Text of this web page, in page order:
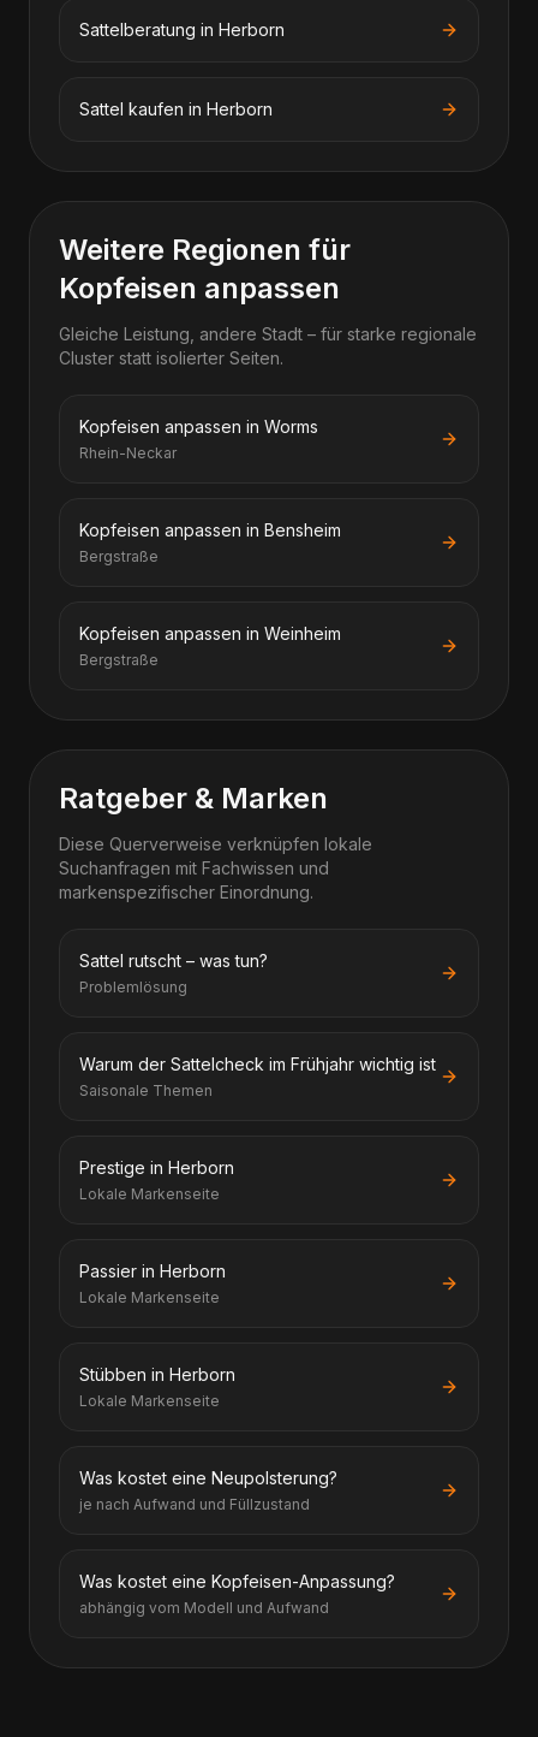
Sattelberatung in Herborn
Sattel kaufen in Herborn
Weitere Regionen für
Kopfeisen anpassen
Gleiche Leistung, andere Stadt – für starke regionale
Cluster statt isolierter Seiten.
Kopfeisen anpassen in Worms
Rhein-Neckar
Kopfeisen anpassen in Bensheim
Bergstraße
Kopfeisen anpassen in Weinheim
Bergstraße
Ratgeber & Marken
Diese Querverweise verknüpfen lokale
Suchanfragen mit Fachwissen und
markenspezifischer Einordnung.
Sattel rutscht – was tun?
Problemlösung
Warum der Sattelcheck im Frühjahr wichtig ist
Saisonale Themen
Prestige in Herborn
Lokale Markenseite
Passier in Herborn
Lokale Markenseite
Stübben in Herborn
Lokale Markenseite
Was kostet eine Neupolsterung?
je nach Aufwand und Füllzustand
Was kostet eine Kopfeisen-Anpassung?
abhängig vom Modell und Aufwand